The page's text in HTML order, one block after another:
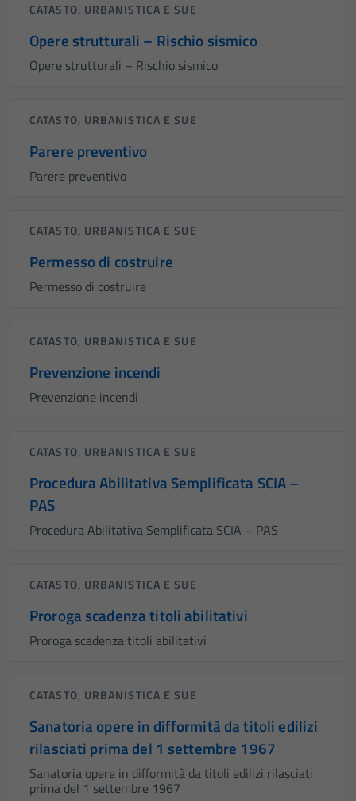
CATASTO, URBANISTICA E SUE
Opere strutturali – Rischio sismico
Opere strutturali – Rischio sismico
CATASTO, URBANISTICA E SUE
Parere preventivo
Parere preventivo
CATASTO, URBANISTICA E SUE
Permesso di costruire
Permesso di costruire
CATASTO, URBANISTICA E SUE
Prevenzione incendi
Prevenzione incendi
CATASTO, URBANISTICA E SUE
Procedura Abilitativa Semplificata SCIA –
PAS
Procedura Abilitativa Semplificata SCIA – PAS
CATASTO, URBANISTICA E SUE
Proroga scadenza titoli abilitativi
Proroga scadenza titoli abilitativi
CATASTO, URBANISTICA E SUE
Sanatoria opere in difformità da titoli edilizi
rilasciati prima del 1 settembre 1967
Sanatoria opere in difformità da titoli edilizi rilasciati
prima del 1 settembre 1967